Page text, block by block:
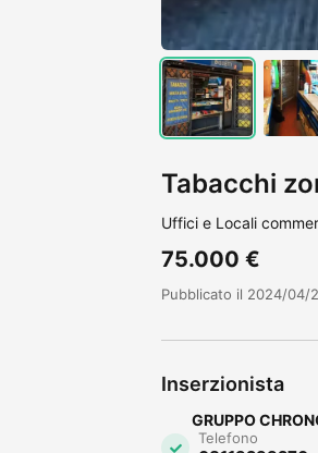
Tabacchi
Uffici e Locali
75.000 €
Pubblicato il 2024/04/
Inserzionista
GRUPPO
Telefono